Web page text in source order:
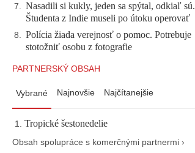
7. Nasadili si kukly, jeden sa spýtal, odkiaľ sú.
Študenta z Indie museli po útoku operovať
8. Polícia žiada verejnosť o pomoc. Potrebuje
stotožniť osobu z fotografie
PARTNERSKÝ OBSAH
Vybrané Najnovšie Najčítanejšie
Tropické šestonedelie
Obsah spolupráce s komerčnými partnermi ›